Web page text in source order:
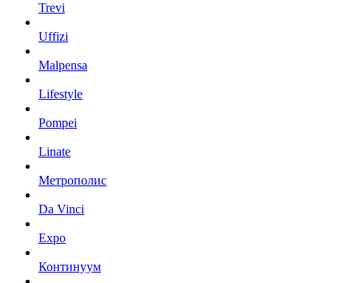
Trevi
Uffizi
Malpensa
Lifestyle
Pompei
Linate
Метрополис
Da Vinci
Expo
Континуум